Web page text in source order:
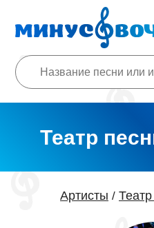
Театр
Артисты /